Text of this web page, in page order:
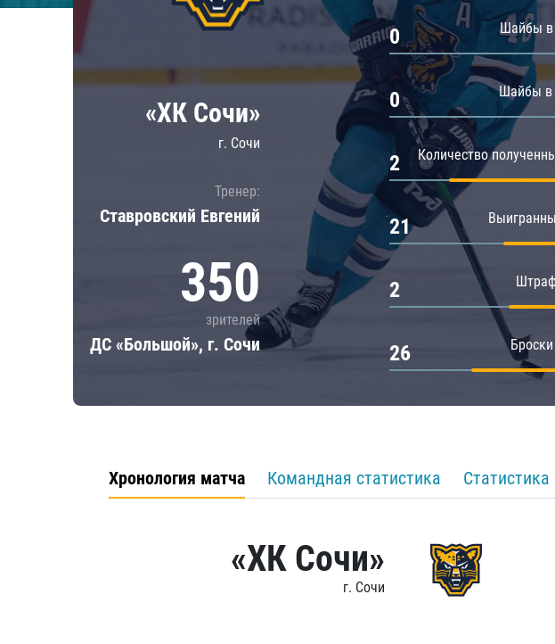
Локомотив
ЦСКА
Шанхайские Драконы
Амур
Барыс
Салават Юлаев
«ХК Сочи»
г. Сочи
Тренер:
Ставровский Евгений
350
зрителей
ДС «Большой», г. Сочи
Шайбы в
0
Шайбы в
0
Количество
2
21
2
26
Хронология матча Командная статистика Статистика
«ХК Сочи»
г. Сочи